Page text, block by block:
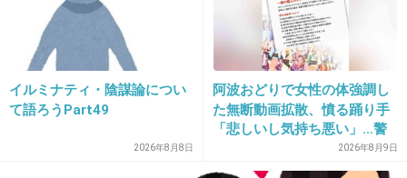
えww
イルミナティ・陰謀論につい
て語ろうPart49
2026年8月8日
阿波おどりで女性の体強調し
た無断動画拡散、憤る踊り手
「悲しいし気持ち悪い」…警
2026年8月9日